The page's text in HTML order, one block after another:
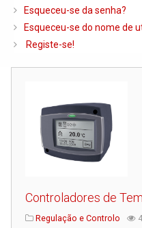
Caldeiras e Queimadores
Biomassa
Radiadores e
Depósitos de Gasóleo e
Complementos de
Bombas e Circuladores
Esqueceu-se da senha?
Esqueceu-se do nome de
Registe-se!
Controladores de
Regulação e Controlo